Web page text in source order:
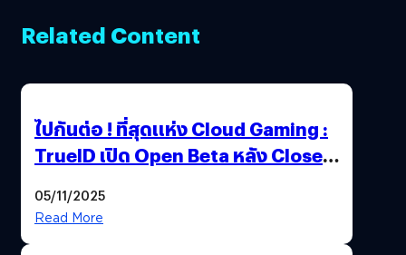
Related Content
ไปกันต่อ ! ที่สุดแห่ง Cloud Gaming :
TrueID เปิด Open Beta หลัง Close
Thailand Game Show 2025 ทะลุ 15
05/11/2025
Read More